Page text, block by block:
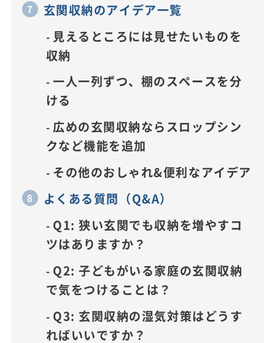
玄関収納のアイデア一覧
見えるところには見せたいものを
収納
一人一列ずつ、棚のスペースを分
ける
広めの玄関収納ならスロップシン
クなど機能を追加
その他のおしゃれ&便利なアイデア
よくある質問（Q&A）
Q1: 狭い玄関でも収納を増やすコ
ツはありますか？
Q2: 子どもがいる家庭の玄関収納
で気をつけることは？
Q3: 玄関収納の湿気対策はどうす
ればいいですか？